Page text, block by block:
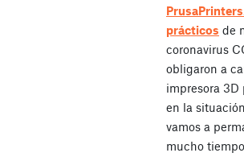
prácticos de
coronavirus
obligaron a
impresora
en la
vamos a
mucho